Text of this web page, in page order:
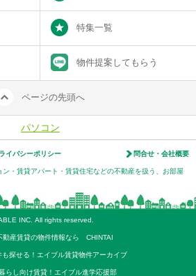
特集一覧
物件提案してもらう
ページの先頭へ
パソコン
イバシーポリシー 問合せ・会社概要
・賃貸アパート・賃貸住宅などの不動産を扱う、お部屋
INC. All rights reserved.
動産賃貸の物件情報なら CHINTAI
も探せる！エイブル賃貸物件アーカイブ
らし向け賃貸！エイブル進学応援部